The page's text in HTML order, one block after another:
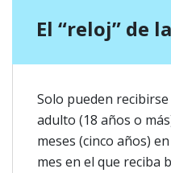
El “reloj” de
Solo pueden
adulto (18 años o
meses (cinco años)
mes en el que reciba